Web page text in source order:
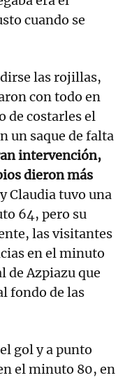
cuando se
las rojillas,
con todo en
de costarles el
un saque de falta
intervención,
dieron más
Claudia tuvo una
64, pero su
las visitantes
en el minuto
de Azpiazu que
fondo de las
gol y a punto
el minuto 80, en